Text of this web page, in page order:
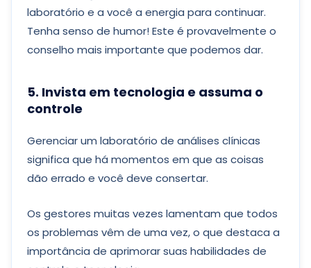
laboratório e a você a energia para continuar.
Tenha senso de humor! Este é provavelmente o
conselho mais importante que podemos dar.
5. Invista em tecnologia e assuma o
controle
Gerenciar um laboratório de análises clínicas
significa que há momentos em que as coisas
dão errado e você deve consertar.
Os gestores muitas vezes lamentam que todos
os problemas vêm de uma vez, o que destaca a
importância de aprimorar suas habilidades de